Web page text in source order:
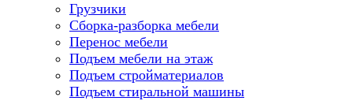
Грузчики
Сборка-разборка мебели
Перенос мебели
Подъем мебели на этаж
Подъем стройматериалов
Подъем стиральной машины